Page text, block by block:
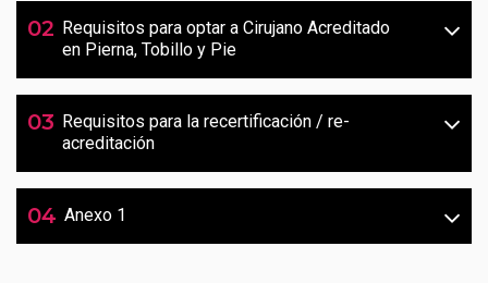
02 Requisitos para optar a Cirujano Acreditado
en Pierna, Tobillo y Pie
03 Requisitos para la recertificación / re-
acreditación
04 Anexo 1